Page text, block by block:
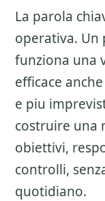
La parola
operativa. Un
funziona una
efficace
e piu
costruire una
obiettivi,
controlli,
quotidiano.